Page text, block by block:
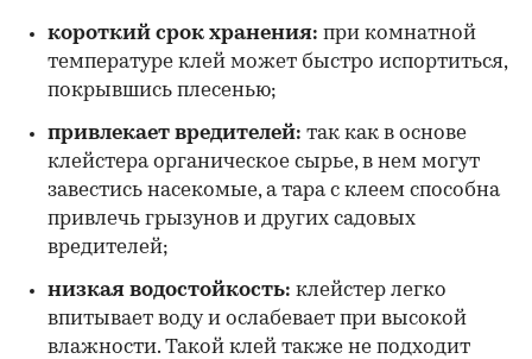
короткий срок хранения: при комнатной
температуре клей может быстро испортиться,
покрывшись плесенью;
привлекает вредителей: так как в основе
клейстера органическое сырье, в нем могут
завестись насекомые, а тара с клеем способна
привлечь грызунов и других садовых
вредителей;
низкая водостойкость: клейстер легко
впитывает воду и ослабевает при высокой
влажности. Такой клей также не подходит